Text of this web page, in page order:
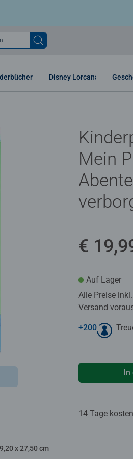
Disney Lorcana
x 27,50 cm
Mein
€
Auf Lager
Alle Preise
Versand
+200
In
14 Tage